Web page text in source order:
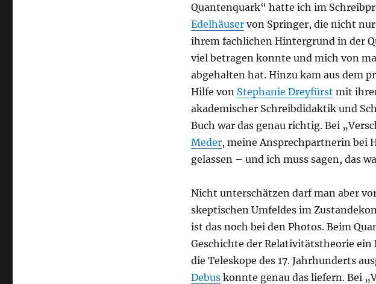
Quantenquark“ hatte ich im
Edelhäuservon Springer, die nicht
ihrem fachlichen Hintergrund in der
viel betragen konnte und mich von
abgehalten hat. Hinzu kam aus dem
Hilfe von Stephanie Dreyfürst mit
akademischer Schreibdidaktik und
Buch war das genau richtig. Bei
Meder, meine Ansprechpartnerin bei
gelassen – und ich muss sagen, das
Nicht unterschätzen darf man aber
skeptischen Umfeldes im
ist das noch bei den Photos. Beim
Geschichte der Relativitätstheorie ein
die Teleskope des 17. Jahrhunderts
Debuskonnte genau das liefern. Bei